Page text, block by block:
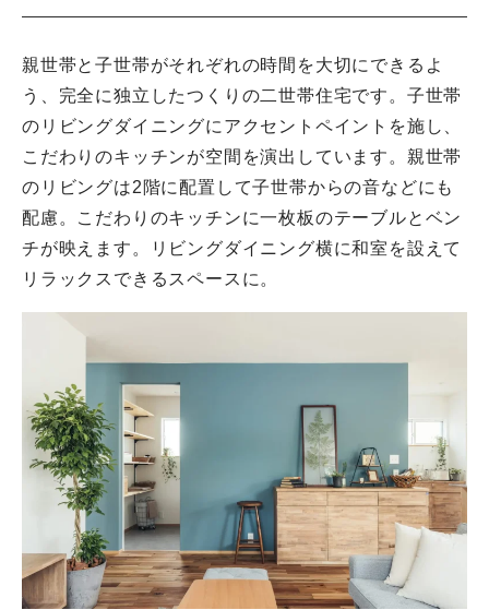
親世帯と子世帯がそれぞれの時間を大切にできるよ
う、完全に独立したつくりの二世帯住宅です。子世帯
のリビングダイニングにアクセントペイントを施し、
こだわりのキッチンが空間を演出しています。親世帯
のリビングは2階に配置して子世帯からの音などにも
配慮。こだわりのキッチンに一枚板のテーブルとベン
チが映えます。リビングダイニング横に和室を設えて
リラックスできるスペースに。